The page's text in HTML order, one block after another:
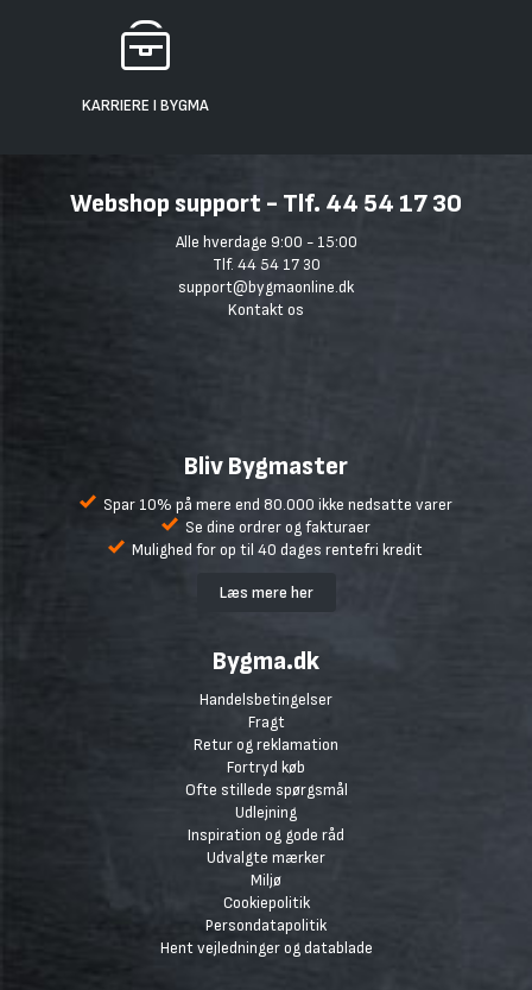
KARRIERE I BYGMA
Webshop support - Tlf. 44 54 17 30
Alle hverdage 9:00 - 15:00
Tlf. 44 54 17 30
support@bygmaonline.dk
Kontakt os
Bliv Bygmaster
Spar 10% på mere end 80.000 ikke nedsatte varer
Se dine ordrer og fakturaer
Mulighed for op til 40 dages rentefri kredit
Læs mere her
Bygma.dk
Handelsbetingelser
Fragt
Retur og reklamation
Fortryd køb
Ofte stillede spørgsmål
Udlejning
Inspiration og gode råd
Udvalgte mærker
Miljø
Cookiepolitik
Persondatapolitik
Hent vejledninger og datablade